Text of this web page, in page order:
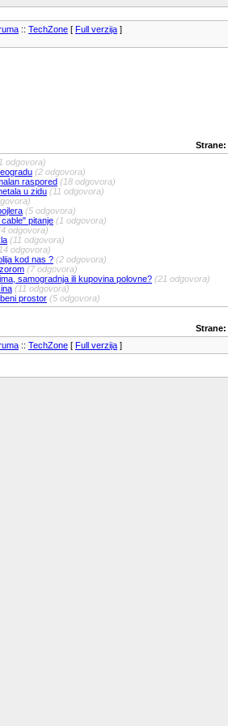
:: TechZone [ Full verzija ]
Strane:
odgovora)
(2 odgovora)
raspored (18 odgovora)
u zidu (11 odgovora)
(5 odgovora)
pitanje (1 odgovora)
odgovora)
(11 odgovora)
odgovora)
kod nas ? (2 odgovora)
(7 odgovora)
samogradnja ili kupovina polovne? (21 odgovora)
(11 odgovora)
prostor (5 odgovora)
Strane:
:: TechZone [ Full verzija ]